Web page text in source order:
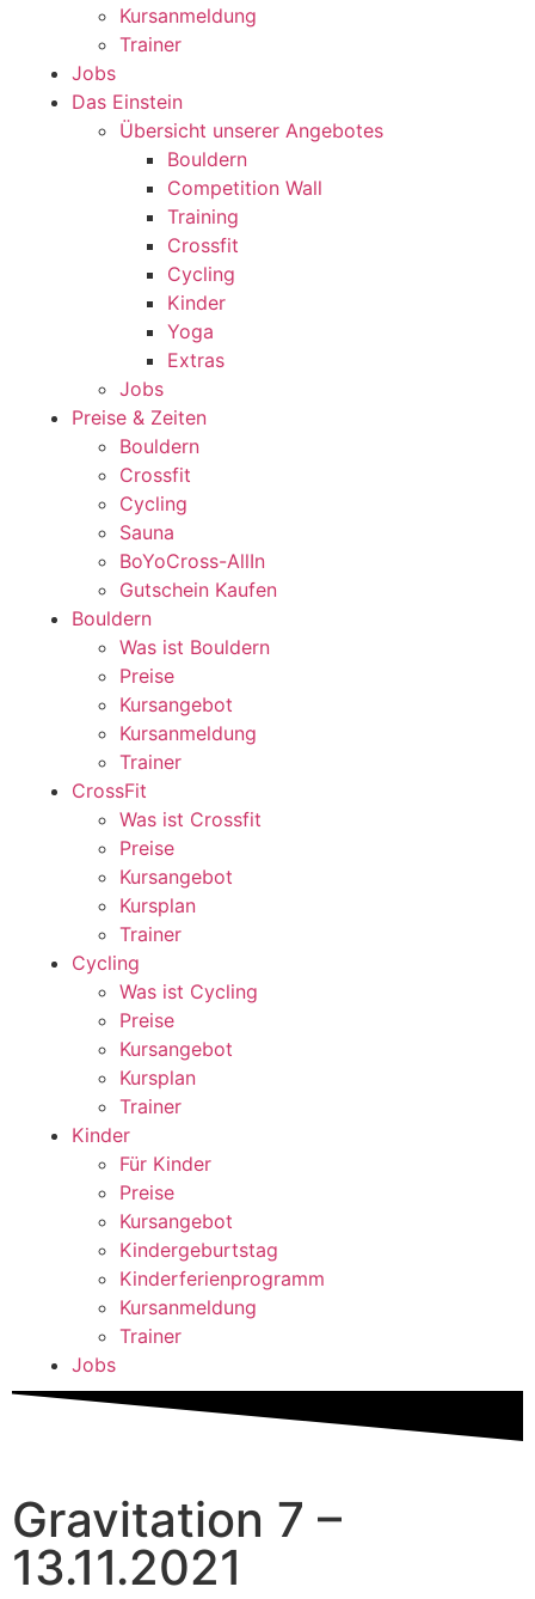
Kursanmeldung
Trainer
Jobs
Das Einstein
Übersicht unserer Angebotes
Bouldern
Competition Wall
Training
Crossfit
Cycling
Kinder
Yoga
Extras
Jobs
Preise & Zeiten
Bouldern
Crossfit
Cycling
Sauna
BoYoCross-AllIn
Gutschein Kaufen
Bouldern
Was ist Bouldern
Preise
Kursangebot
Kursanmeldung
Trainer
CrossFit
Was ist Crossfit
Preise
Kursangebot
Kursplan
Trainer
Cycling
Was ist Cycling
Preise
Kursangebot
Kursplan
Trainer
Kinder
Für Kinder
Preise
Kursangebot
Kindergeburtstag
Kinderferienprogramm
Kursanmeldung
Trainer
Jobs
Gravitation 7 –
13.11.2021